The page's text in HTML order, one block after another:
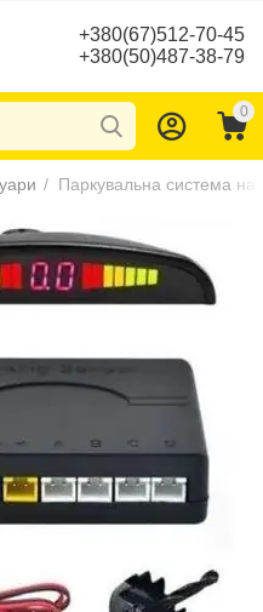
+380(67)512-70-45
+380(50)487-38-79
0
/